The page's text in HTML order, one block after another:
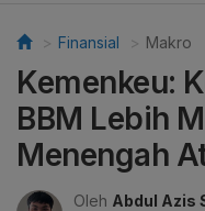
Finansial Makro
Kemenkeu:
BBM Lebih
Menengah
Oleh Abdul Azis